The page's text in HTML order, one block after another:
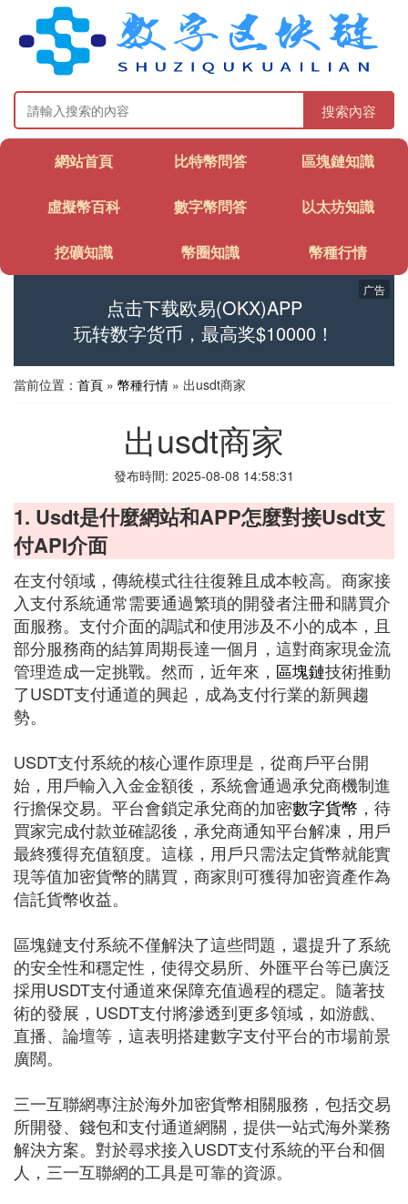
搜索內容
網站首頁 比特幣問答 區塊鏈知識
虛擬幣百科 數字幣問答 以太坊知識
挖礦知識 幣圈知識 幣種行情
点击下载欧易(OKX)APP
玩转数字货币，最高奖$10000！
广告
當前位置： 首頁 » 幣種行情 » 出usdt商家
出usdt商家
發布時間: 2025-08-08 14:58:31
1. Usdt是什麼網站和APP怎麼對接Usdt支
付API介面
在支付領域，傳統模式往往復雜且成本較高。商家接
入支付系統通常需要通過繁瑣的開發者注冊和購買介
面服務。支付介面的調試和使用涉及不小的成本，且
部分服務商的結算周期長達一個月，這對商家現金流
管理造成一定挑戰。然而，近年來， 區塊鏈技術推動
了USDT支付通道的興起，成為支付行業的新興趨
勢。
USDT支付系統的核心運作原理是，從商戶平台開
始，用戶輸入入金金額後，系統會通過承兌商機制進
行擔保交易。平台會鎖定承兌商的加密數字貨幣 ，待
買家完成付款並確認後，承兌商通知平台解凍，用戶
最終獲得充值額度。這樣，用戶只需法定貨幣就能實
現等值加密貨幣的購買，商家則可獲得加密資產作為
信託貨幣收益。
區塊鏈支付系統不僅解決了這些問題，還提升了系統
的安全性和穩定性，使得交易所、外匯平台等已廣泛
採用USDT支付通道來保障充值過程的穩定。隨著技
術的發展，USDT支付將滲透到更多領域，如游戲、
直播、論壇等，這表明搭建數字支付平台的市場前景
廣闊。
三一互聯網專注於海外加密貨幣相關服務，包括交易
所開發、錢包和支付通道網關，提供一站式海外業務
解決方案。對於尋求接入USDT支付系統的平台和個
人，三一互聯網的工具是可靠的資源。